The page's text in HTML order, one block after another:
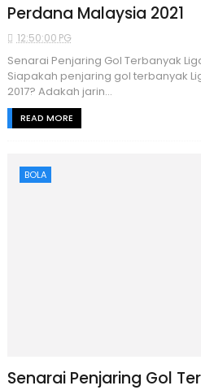
Perdana Malaysia 2021
12:50:00 PG
Senarai Penjaring Gol Terbanyak
Siapakah penjaring gol terbanyak
2017? Adakah jarin...
READ MORE
BOLA
Senarai Penjaring Gol